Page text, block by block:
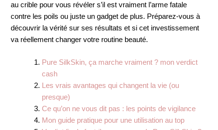
au crible pour vous révéler s’il est vraiment l’arme fatale
contre les poils ou juste un gadget de plus. Préparez-vous à
découvrir la vérité sur ses résultats et si cet investissement
va réellement changer votre routine beauté.
Pure SilkSkin, ça marche vraiment ? mon verdict
cash
Les vrais avantages qui changent la vie (ou
presque)
Ce qu’on ne vous dit pas : les points de vigilance
Mon guide pratique pour une utilisation au top